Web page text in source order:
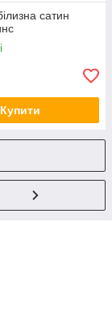
сатин
Купити